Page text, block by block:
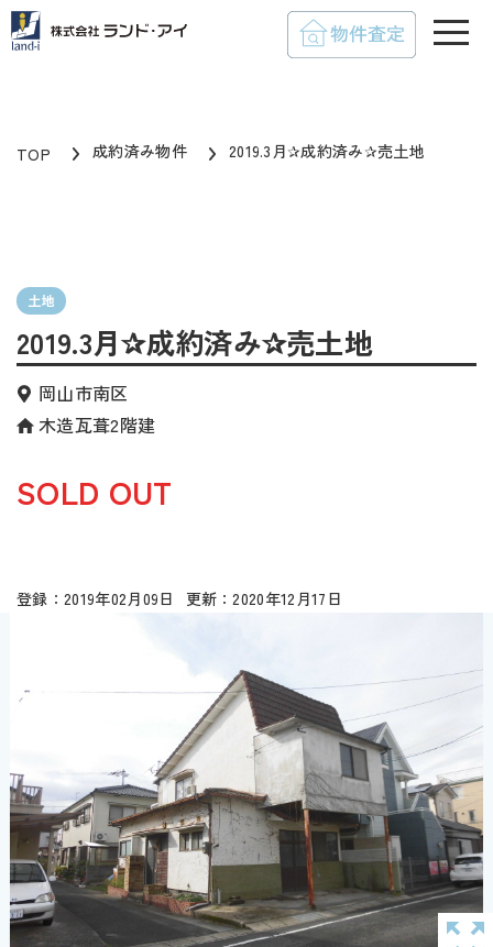
TOP 成約済み物件 2019.3月✰成約済み✰売土地
土地
2019.3月✰成約済み✰売土地
岡山市南区
木造瓦葺2階建
SOLD OUT
2019年02月09日 2020年12月17日